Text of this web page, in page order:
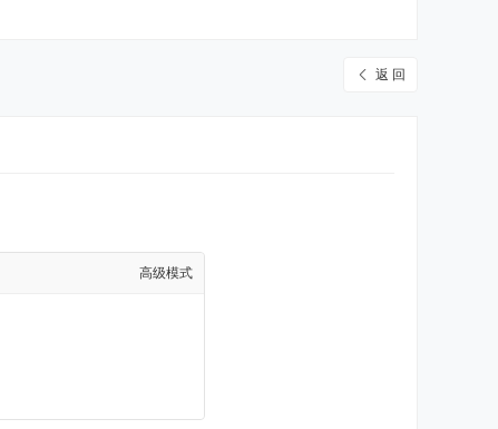
返 回
高级模式